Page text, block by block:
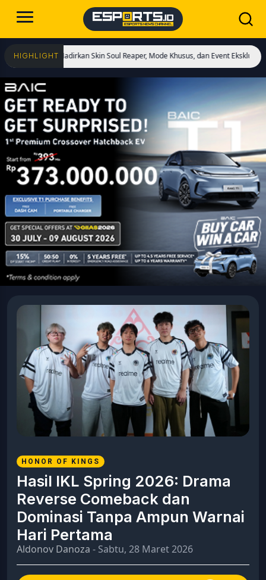
HIGHLIGHT
Hadirkan Skin Soul Reaper, Mode Khusus, dan Event Eksklusif!
HONOR OF KINGS
Hasil IKL Spring 2026: Drama
Reverse Comeback dan
Dominasi Tanpa Ampun Warnai
Hari Pertama
Aldonov Danoza - Sabtu, 28 Maret 2026